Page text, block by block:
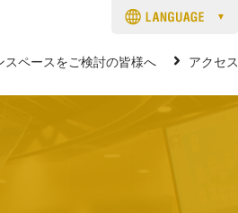
スペースをご検討の皆様へ アクセス